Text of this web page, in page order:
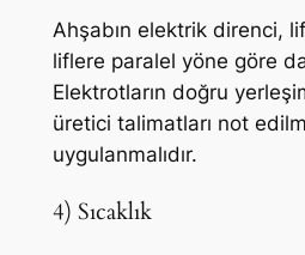
Ahşabın elektrik direnci,
liflere paralel yöne göre
Elektrotların doğru
üretici talimatları not
uygulanmalıdır.
4) Sıcaklık